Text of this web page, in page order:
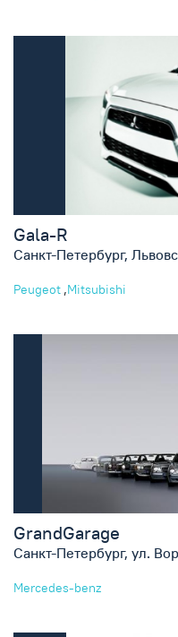
Gala-R
Санкт-Петербург,
Peugeot ,Mitsubishi
GrandGarage
Санкт-Петербург, ул.
Mercedes-benz